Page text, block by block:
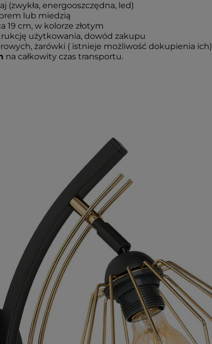
(zwykła, energooszczędna, led)
lub miedzią
19 cm, w kolorze złotym
użytkowania, dowód zakupu
żarówki ( istnieje możliwość dokupienia ich)
na całkowity czas transportu.